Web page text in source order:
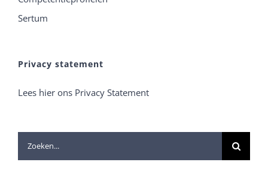
Sertum
Privacy statement
Lees hier ons Privacy Statement
Zoeken
naar: